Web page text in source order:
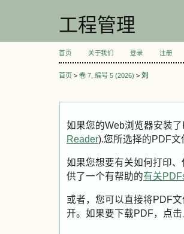
工程管理
首页 关于我们 登录 注册
首页 > 卷 7, 编号 5 (2026) > 刘
如果您的Web浏览器安装
Reader).您所选择的PDF文
如果您想要有关如何打印
供了一个有帮助的有关
或者，您可以直接将PDF
开。如果要下载PDF，点击